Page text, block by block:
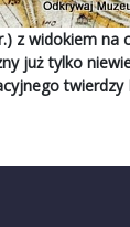
z widokiem na
już tylko